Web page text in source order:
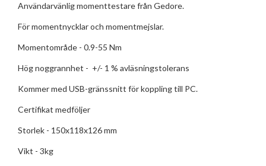
Användarvänlig momenttestare från Gedore.
För momentnycklar och momentmejslar.
Momentområde - 0.9-55 Nm
Hög noggrannhet - +/- 1 % avläsningstolerans
Kommer med USB-gränssnitt för koppling till PC.
Certifikat medföljer
Storlek - 150x118x126 mm
Vikt - 3kg